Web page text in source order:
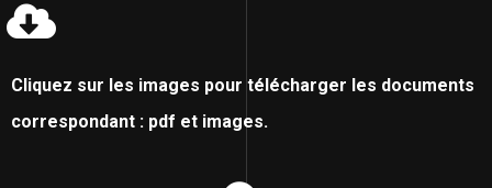
Cliquez sur les images pour télécharger les documents
correspondant : pdf et images.